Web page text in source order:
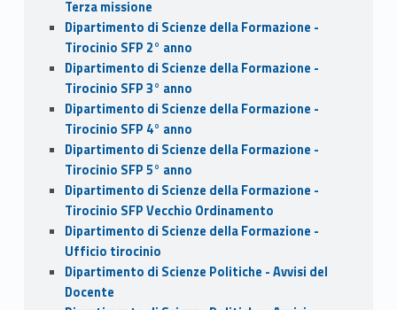
Terza missione
Dipartimento di Scienze della Formazione -
Tirocinio SFP 2° anno
Dipartimento di Scienze della Formazione -
Tirocinio SFP 3° anno
Dipartimento di Scienze della Formazione -
Tirocinio SFP 4° anno
Dipartimento di Scienze della Formazione -
Tirocinio SFP 5° anno
Dipartimento di Scienze della Formazione -
Tirocinio SFP Vecchio Ordinamento
Dipartimento di Scienze della Formazione -
Ufficio tirocinio
Dipartimento di Scienze Politiche - Avvisi del
Docente